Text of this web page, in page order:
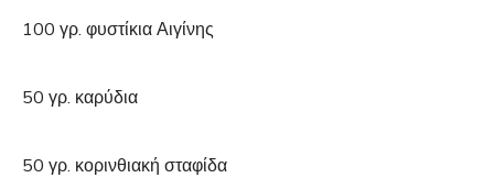
100 γρ. φυστίκια Αιγίνης
50 γρ. καρύδια
50 γρ. κορινθιακή σταφίδα